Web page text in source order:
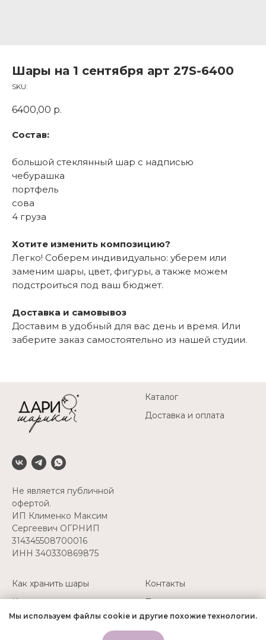
Мы используем файлы cookie и другие похожие технологии.
Шары на 1 сентября арт 27S-6400
SKU:
6400,00 р.
Состав:
большой стеклянный шар с надписью
чебурашка
портфель
сова
4 груза
Хотите изменить композицию?
Легко! Соберем индивидуально: уберем или
заменим шары, цвет, фигуры, а также можем
подстроиться под ваш бюджет.
Доставка и самовывоз
Доставим в удобный для вас день и время. Или
заберите заказ самостоятельно из нашей студии.
Не является публичной
офертой.
ИП Клименко Максим
Сергеевич ОГРНИП
314345508700016
ИНН 340330869875
Каталог
Доставка и оплата
Как хранить шары
Как перевозить шары
Надуть свои шары
Контакты
Политика
конфиденциальности
+7(927) 511-52-45